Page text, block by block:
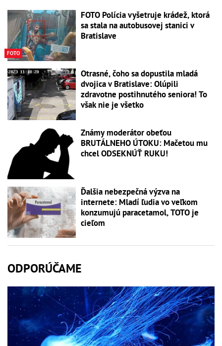
FOTO
FOTO Polícia vyšetruje krádež, ktorá
sa stala na autobusovej stanici v
Bratislave
Otrasné, čoho sa dopustila mladá
dvojica v Bratislave: Olúpili
zdravotne postihnutého seniora! To
však nie je všetko
Známy moderátor obeťou
BRUTÁLNEHO ÚTOKU: Mačetou mu
chcel ODSEKNÚŤ RUKU!
Ďalšia nebezpečná výzva na
internete: Mladí ľudia vo veľkom
konzumujú paracetamol, TOTO je
cieľom
ODPORÚČAME